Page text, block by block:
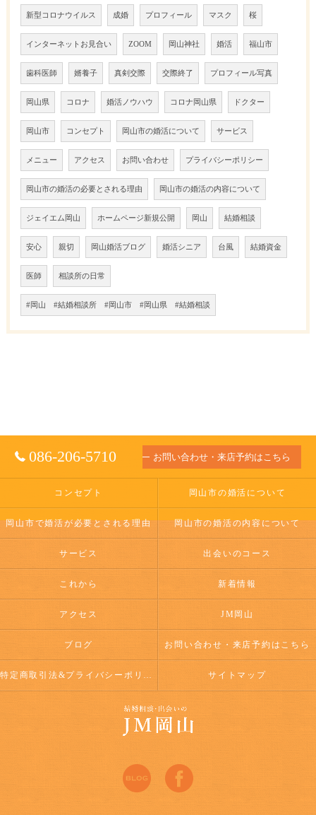
新型コロナウイルス 成婚 プロフィール マスク 桜
インターネットお見合い ZOOM 岡山神社 婚活 福山市
歯科医師 婿養子 真剣交際 交際終了 プロフィール写真
岡山県 コロナ 婚活ノウハウ コロナ岡山県 ドクター
岡山市 コンセプト 岡山市の婚活について サービス
メニュー アクセス お問い合わせ プライバシーポリシー
岡山市の婚活の必要とされる理由 岡山市の婚活の内容について
ジェイエム岡山 ホームページ新規公開 岡山 結婚相談
安心 親切 岡山婚活ブログ 婚活シニア 台風 結婚資金
医師 相談所の日常
#岡山 #結婚相談所 #岡山市 #岡山県 #結婚相談
086-206-5710 お問い合わせ・来店予約はこちら
コンセプト 岡山市の婚活について
岡山市で婚活が必要とされる理由 岡山市の婚活の内容について
サービス 出会いのコース
これから 新着情報
アクセス JM岡山
ブログ お問い合わせ・来店予約はこちら
特定商取引法&プライバシーポリシー サイトマップ